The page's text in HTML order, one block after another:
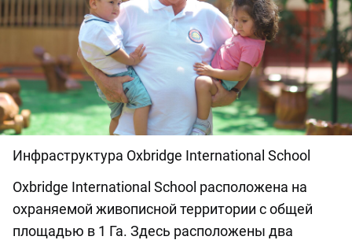
Инфраструктура Oxbridge International School
Oxbridge International School расположена на
охраняемой живописной территории с общей
площадью в 1 Га. Здесь расположены два